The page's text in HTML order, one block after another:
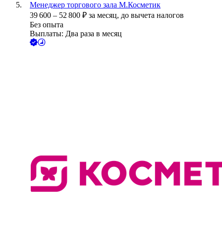
Менеджер торгового зала М.Косметик
39 600 – 52 800 ₽ за месяц, до вычета налогов
Без опыта
Выплаты: Два раза в месяц